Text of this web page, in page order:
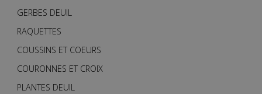
GERBES DEUIL
RAQUETTES
COUSSINS ET COEURS
COURONNES ET CROIX
PLANTES DEUIL